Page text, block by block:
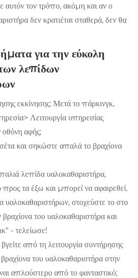
αυτόν τον τρόπο, ακόμη και αν ο
δεν κρατιέται σταθερά, δεν θα
για την εύκολη
λεπίδων
εκκίνησης: Μετά το πάρκινγκ,
Λειτουργία υπηρεσίας
οθόνη αφής;
και σηκώστε απαλά το βραχίονα
λεπίδα υαλοκαθαριστήρα,
τα έξω και μπορεί να αφαιρεθεί.
υαλοκαθαριστήρων, στοχεύστε το στο
του υαλοκαθαριστήρα και
- τελείωσε!
από τη λειτουργία συντήρησης
του υαλοκαθαριστήρα στην
απλούστερο από το φανταστικό;